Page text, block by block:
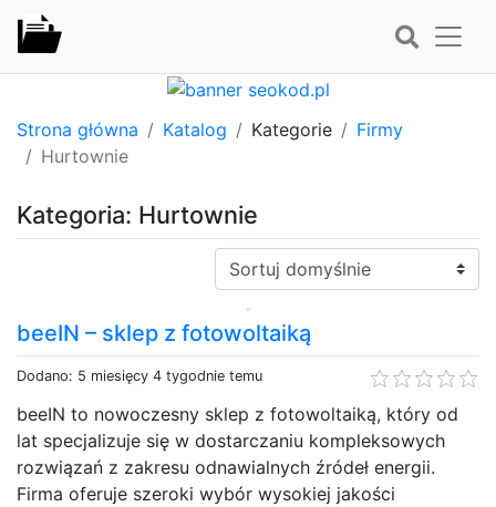
Strona główna Katalog Kategorie
Firmy
Hurtownie
Kategoria: Hurtownie
Sortuj:
beeIN – sklep z fotowoltaiką
Dodano: 5 miesięcy 4 tygodnie temu
beeIN to nowoczesny sklep z fotowoltaiką, który od
lat specjalizuje się w dostarczaniu kompleksowych
rozwiązań z zakresu odnawialnych źródeł energii.
Firma oferuje szeroki wybór wysokiej jakości